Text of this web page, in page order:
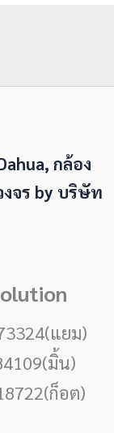
กล้อง
จร by บริษัท
แยม)
มิ้น)
ก็อต)